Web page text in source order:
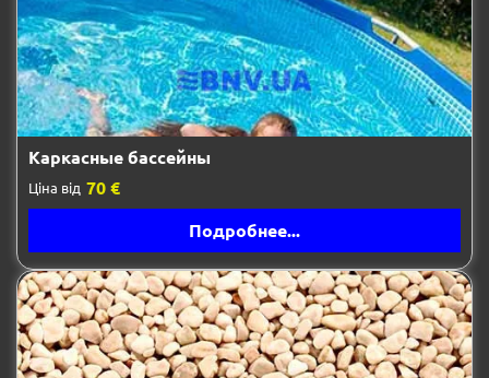
Каркасные бассейны
Ціна від 70 €
Подробнее...